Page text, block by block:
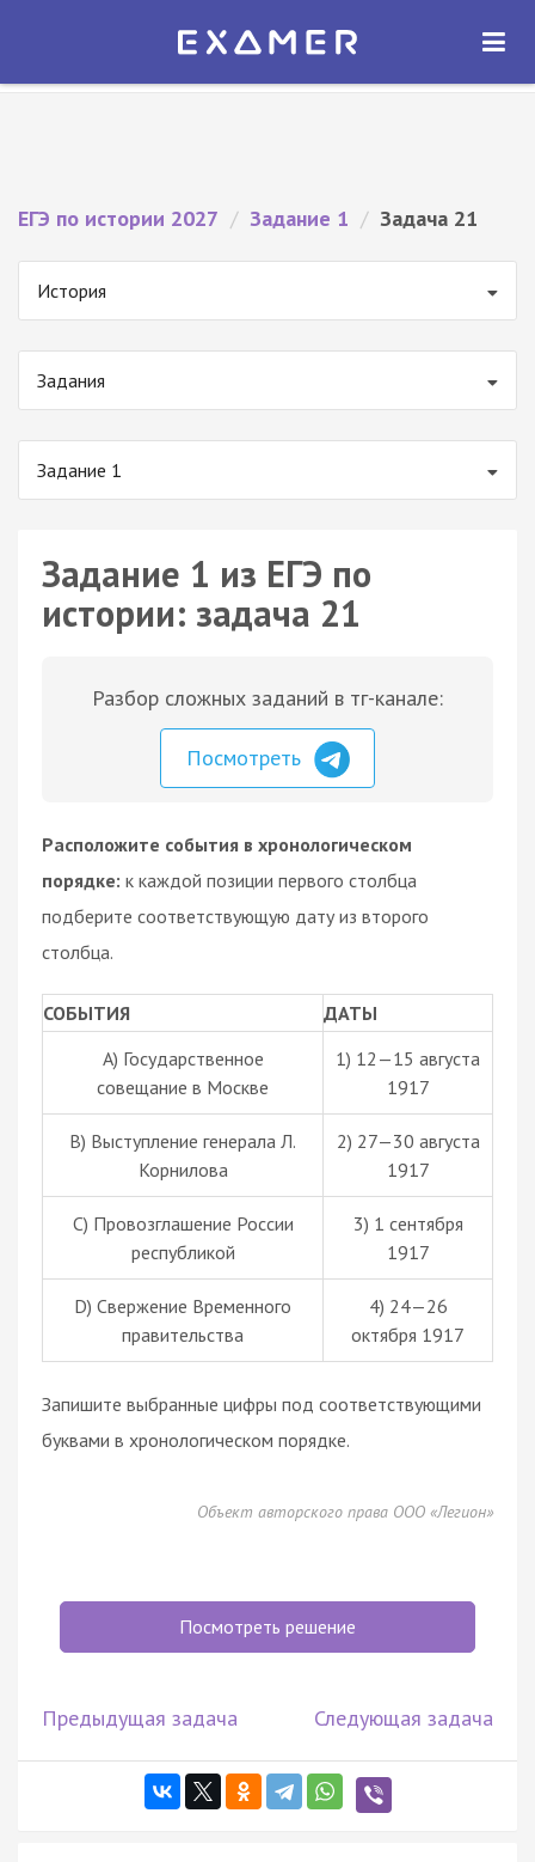
Экзамер — ЕГЭ 2027
ОТКРЫТЬ
ЕГЭ по истории 2027 / Задание 1 / Задача 21
История
Задания
Задание 1
Задание 1 из ЕГЭ по
истории: задача 21
Разбор сложных заданий в тг-канале:
Посмотреть
Расположите события в хронологическом
порядке: к каждой позиции первого столбца
подберите соответствующую дату из второго
столбца.
СОБЫТИЯ
ДАТЫ
A) Государственное
совещание в Москве
1) 12—15 августа
1917
B) Выступление генерала Л.
Корнилова
2) 27—30 августа
1917
C) Провозглашение России
республикой
3) 1 сентября
1917
D) Свержение Временного
правительства
4) 24—26
октября 1917
Запишите выбранные цифры под соответствующими
буквами в хронологическом порядке.
Объект авторского права ООО «Легион»
Посмотреть решение
Предыдущая задача Следующая задача